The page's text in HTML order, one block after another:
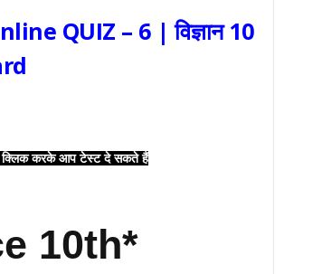
QUIZ – 6 | विज्ञान 10
क्लिक करके आप टेस्ट दे सकते हैं
10th*